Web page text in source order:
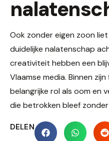
Ook zonder eigen zoon
duidelijke nalatenschap
creativiteit hebben een
Vlaamse media. Binnen
belangrijke rol als oom en
die betrokken bleef
DELEN